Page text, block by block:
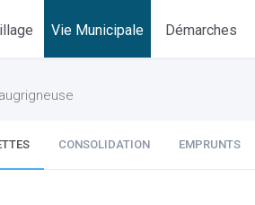
Vie Municipale Démarches
CONSOLIDATION EMPRUNTS